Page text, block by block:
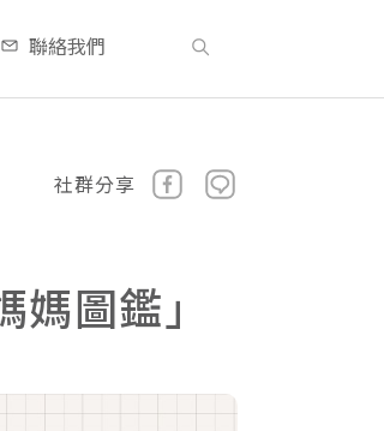
聯絡我們
社群分享
圖鑑」